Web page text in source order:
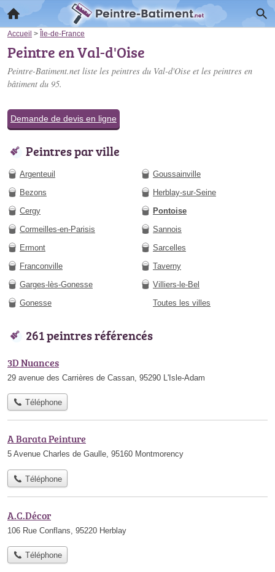
Accueil > Île-de-France
Peintre en Val-d'Oise
Peintre-Batiment.net liste les peintres du Val-d'Oise et les peintres en
bâtiment du 95.
Demande de devis en ligne
Peintres par ville
Argenteuil
Bezons
Cergy
Cormeilles-en-Parisis
Ermont
Franconville
Garges-lès-Gonesse
Gonesse
Goussainville
Herblay-sur-Seine
Pontoise
Sannois
Sarcelles
Taverny
Villiers-le-Bel
Toutes les villes
261 peintres référencés
3D Nuances
29 avenue des Carrières de Cassan, 95290 L'Isle-Adam
Téléphone
A Barata Peinture
5 Avenue Charles de Gaulle, 95160 Montmorency
Téléphone
A.C.Décor
106 Rue Conflans, 95220 Herblay
Téléphone